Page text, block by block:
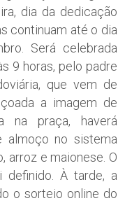
dia da dedicação
continuam até o dia
Será celebrada
9 horas, pelo padre
que vem de
a imagem de
na praça, haverá
almoço no sistema
arroz e maionese. O
À tarde, a
o sorteio online do